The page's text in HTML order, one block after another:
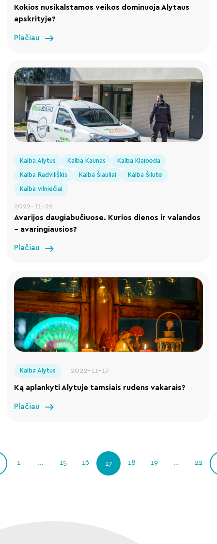
Kokios nusikalstamos veikos dominuoja Alytaus
apskrityje?
Plačiau
Kalba Alytus Kalba Kaunas Kalba Klaipėda
Kalba Radviliškis Kalba Šiauliai Kalba Šilutė
Kalba vilniečiai
2022-11-22
Avarijos daugiabučiuose. Kurios dienos ir valandos
– avaringiausios?
Plačiau
Kalba Alytus 2022-11-17
Ką aplankyti Alytuje tamsiais rudens vakarais?
Plačiau
1 15 16 17 18 19 22